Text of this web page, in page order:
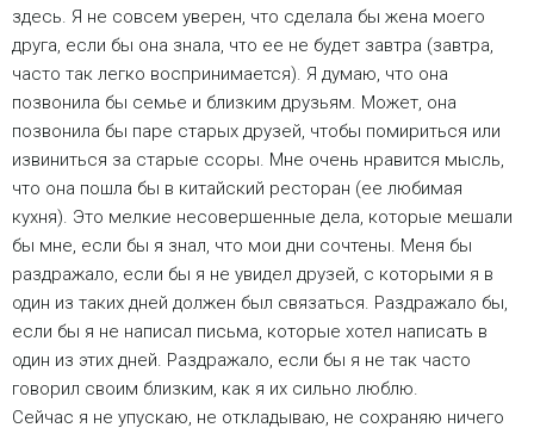
здесь. Я не совсем уверен, что сделала бы жена моего
друга, если бы она знала, что ее не будет завтра (завтра,
часто так легко воспринимается). Я думаю, что она
позвонила бы семье и близким друзьям. Может, она
позвонила бы паре старых друзей, чтобы помириться или
извиниться за старые ссоры. Мне очень нравится мысль,
что она пошла бы в китайский ресторан (ее любимая
кухня). Это мелкие несовершенные дела, которые мешали
бы мне, если бы я знал, что мои дни сочтены. Меня бы
раздражало, если бы я не увидел друзей, с которыми я в
один из таких дней должен был связаться. Раздражало бы,
если бы я не написал письма, которые хотел написать в
один из этих дней. Раздражало, если бы я не так часто
говорил своим близким, как я их сильно люблю.
Сейчас я не упускаю, не откладываю, не сохраняю ничего